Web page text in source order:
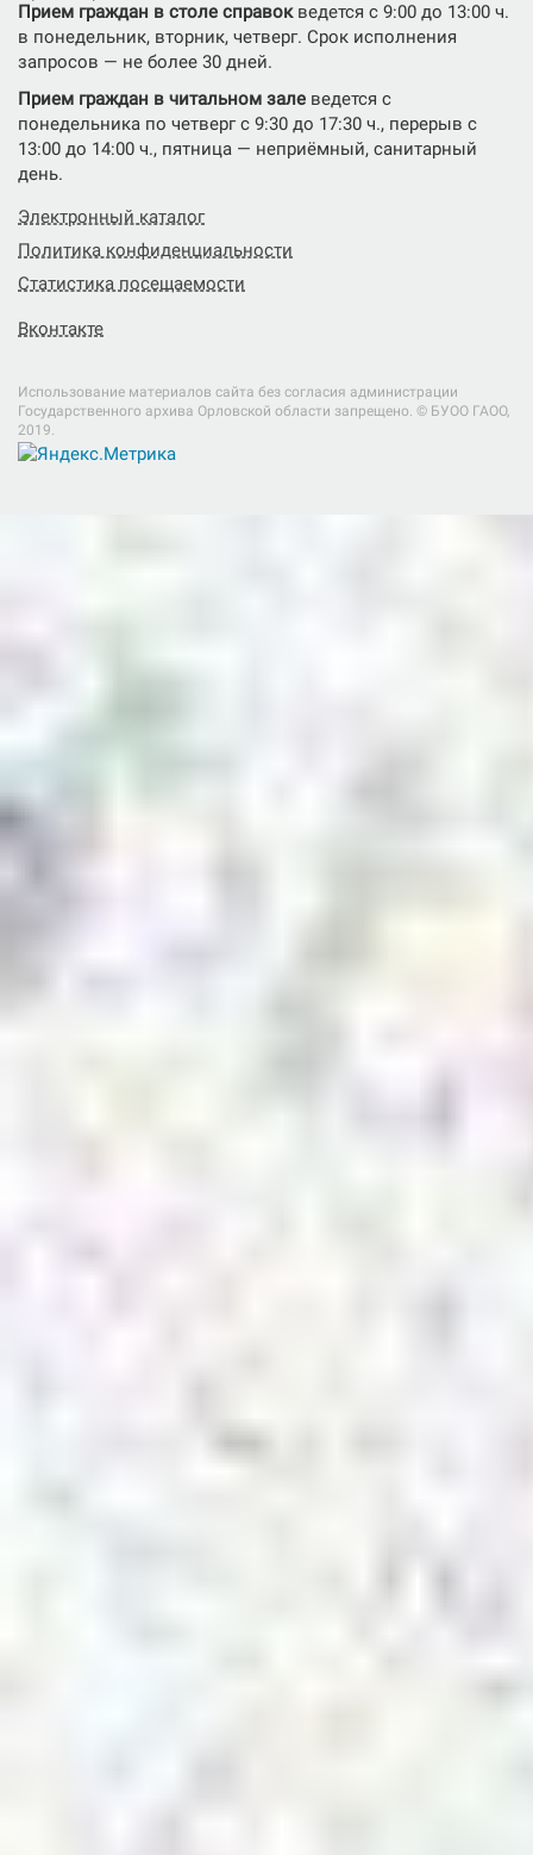
Прием граждан в столе справокведется с 9:00 до 13:00 ч.
в понедельник, вторник, четверг. Срок исполнения
запросов — не более 30 дней.
Прием граждан в читальном зале ведется с
понедельника по четверг с 9:30 до 17:30 ч., перерыв с
13:00 до 14:00 ч., пятница — неприёмный, санитарный
день.
Электронный каталог
Политика конфиденциальности
Статистика посещаемости
Вконтакте
Использование материалов сайта без согласия администрации
Государственного архива Орловской области запрещено. © БУОО ГАОO,
2019.